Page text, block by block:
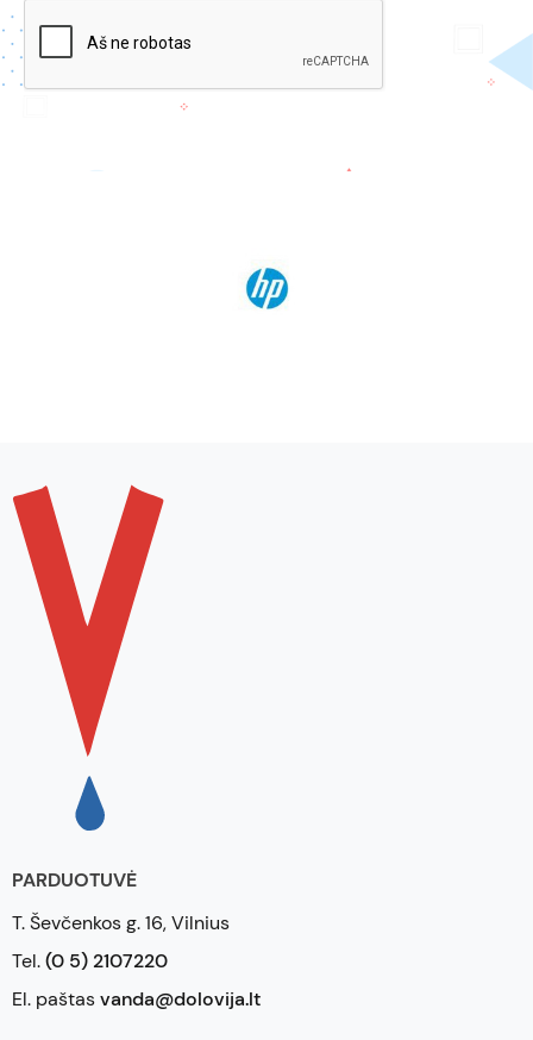
PARDUOTUVĖ
T. Ševčenkos g. 16, Vilnius
Tel.(0 5) 2107220
El. paštasvanda@dolovija.lt